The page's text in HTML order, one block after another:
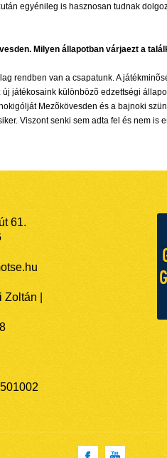
egyénileg is hasznosan tudnak
Milyen állapotban várjaezt a
rendben van a csapatunk. A
játékosaink különbözõ edzettségi
Mezõkövesden és a bajnoki
Viszont senki sem adta fel és nem
61.
|